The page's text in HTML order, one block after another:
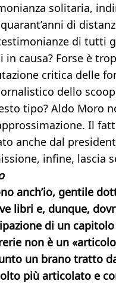
solitaria,
di
di tutti
causa? Forse è
critica delle
dello
tipo? Aldo Moro
Il
anche dal
infine, lascia
anch’io, gentile
libri e, dunque,
di un
non è un
un brano tratto
più articolato e